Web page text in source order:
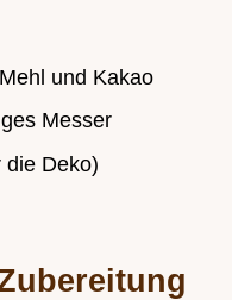
und Kakao
Messer
die Deko)